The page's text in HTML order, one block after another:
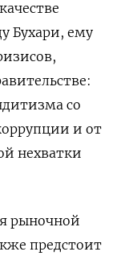
Бухари, ему
со
и от
нехватки
рыночной
предстоит